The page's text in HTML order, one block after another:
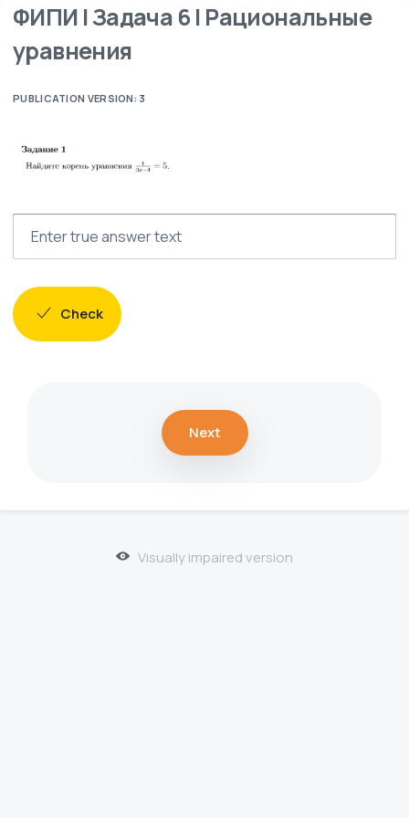
ФИПИ | Задача 6 | Рациональные
уравнения
PUBLICATION VERSION: 3
Check
Next
Visually impaired version